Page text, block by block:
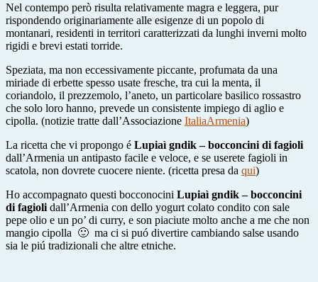
Nel contempo però risulta relativamente magra e leggera, pur
rispondendo originariamente alle esigenze di un popolo di
montanari, residenti in territori caratterizzati da lunghi inverni molto
rigidi e brevi estati torride.
Speziata, ma non eccessivamente piccante, profumata da una
miriade di erbette spesso usate fresche, tra cui la menta, il
coriandolo, il prezzemolo, l’aneto, un particolare basilico rossastro
che solo loro hanno, prevede un consistente impiego di aglio e
cipolla. (notizie tratte dall’Associazione ItaliaArmenia)
La ricetta che vi propongo é Lupiaì gndik – bocconcini di fagioli
dall’Armenia un antipasto facile e veloce, e se userete fagioli in
scatola, non dovrete cuocere niente. (ricetta presa da qui)
Ho accompagnato questi bocconocini Lupiaì gndik – bocconcini
di fagioli dall’Armenia con dello yogurt colato condito con sale
pepe olio e un po’ di curry, e son piaciute molto anche a me che non
mangio cipolla 🙂 ma ci si puó divertire cambiando salse usando
sia le piú tradizionali che altre etniche.